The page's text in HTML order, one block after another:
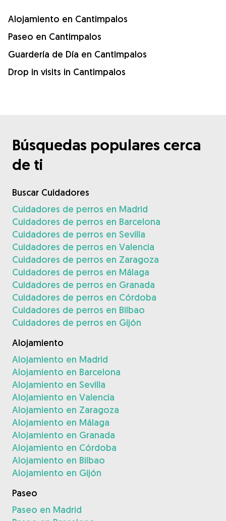
Alojamiento en Cantimpalos
Paseo en Cantimpalos
Guardería de Día en Cantimpalos
Drop in visits in Cantimpalos
Búsquedas populares cerca
de ti
Buscar Cuidadores
Cuidadores de perros en Madrid
Cuidadores de perros en Barcelona
Cuidadores de perros en Sevilla
Cuidadores de perros en Valencia
Cuidadores de perros en Zaragoza
Cuidadores de perros en Málaga
Cuidadores de perros en Granada
Cuidadores de perros en Córdoba
Cuidadores de perros en Bilbao
Cuidadores de perros en Gijón
Alojamiento
Alojamiento en Madrid
Alojamiento en Barcelona
Alojamiento en Sevilla
Alojamiento en Valencia
Alojamiento en Zaragoza
Alojamiento en Málaga
Alojamiento en Granada
Alojamiento en Córdoba
Alojamiento en Bilbao
Alojamiento en Gijón
Paseo
Paseo en Madrid